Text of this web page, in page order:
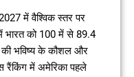
में वैश्विक स्तर पर
में भारत को 100 में से 89.4
भविष्य के कौशल और
रैंकिंग में अमेरिका पहले